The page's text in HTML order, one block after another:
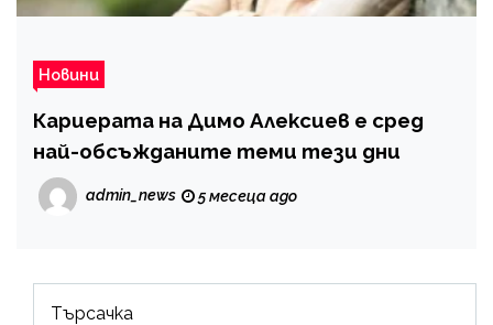
Новини
Кариерата на Димо Алексиев е сред
най-обсъжданите теми тези дни
admin_news 5 месеца ago
Търсачка